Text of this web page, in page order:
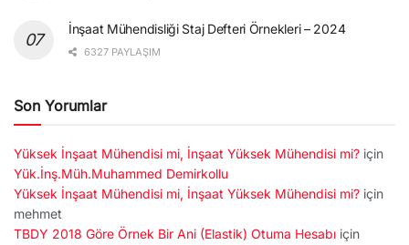
İnşaat Mühendisliği Staj Defteri Örnekleri – 2024
6327 PAYLAŞIM
Son Yorumlar
Yüksek İnşaat Mühendisi mi, İnşaat Yüksek Mühendisi mi? için
Yük.İnş.Müh.Muhammed Demirkollu
Yüksek İnşaat Mühendisi mi, İnşaat Yüksek Mühendisi mi? için
mehmet
TBDY 2018 Göre Örnek Bir Ani (Elastik) Otuma Hesabı için